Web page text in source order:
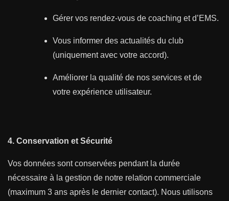
Gérer vos rendez-vous de coaching et d’EMS.
Vous informer des actualités du club
(uniquement avec votre accord).
Améliorer la qualité de nos services et de
votre expérience utilisateur.
4. Conservation et Sécurité
Vos données sont conservées pendant la durée
nécessaire à la gestion de notre relation commerciale
(maximum 3 ans après le dernier contact). Nous utilisons